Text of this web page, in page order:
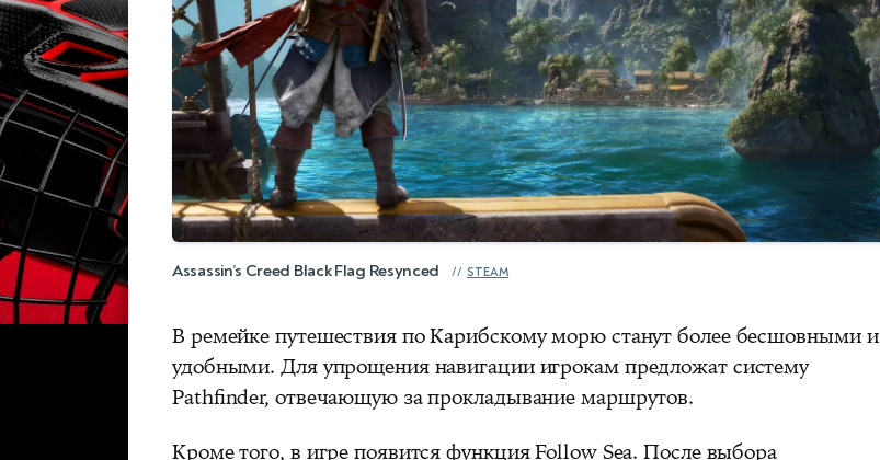
Assassin’s Creed Black Flag Resynced STEAM
В ремейке путешествия по Карибскому морю станут более бесшовными и
удобными. Для упрощения навигации игрокам предложат систему
Pathfinder, отвечающую за прокладывание маршрутов.
Кроме того, в игре появится функция Follow Sea. После выбора